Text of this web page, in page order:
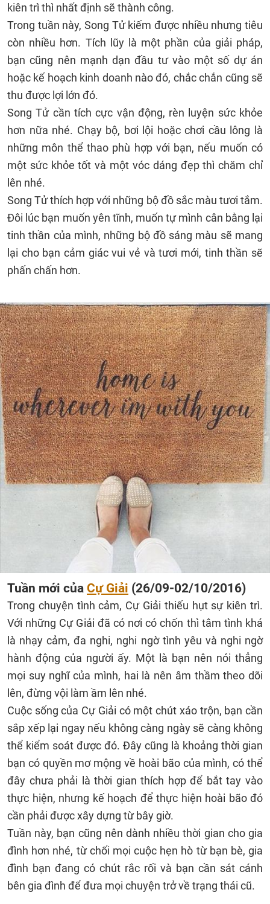
kiên trì thì nhất định sẽ thành công.
Trong tuần này, Song Tử kiếm được nhiều nhưng tiêu
còn nhiều hơn. Tích lũy là một phần của giải pháp,
bạn cũng nên mạnh dạn đầu tư vào một số dự án
hoặc kế hoạch kinh doanh nào đó, chắc chắn cũng sẽ
thu được lợi lớn đó.
Song Tử cần tích cực vận động, rèn luyện sức khỏe
hơn nữa nhé. Chạy bộ, bơi lội hoặc chơi cầu lông là
những môn thể thao phù hợp với bạn, nếu muốn có
một sức khỏe tốt và một vóc dáng đẹp thì chăm chỉ
lên nhé.
Song Tử thích hợp với những bộ đồ sắc màu tươi tắm.
Đôi lúc bạn muốn yên tĩnh, muốn tự mình cân bằng lại
tinh thần của mình, những bộ đồ sáng màu sẽ mang
lại cho bạn cảm giác vui vẻ và tươi mới, tinh thần sẽ
phấn chấn hơn.
Tuần mới của Cự Giải (26/09-02/10/2016)
Trong chuyện tình cảm, Cự Giải thiếu hụt sự kiên trì.
Với những Cự Giải đã có nơi có chốn thì tâm tình khá
là nhạy cảm, đa nghi, nghi ngờ tình yêu và nghi ngờ
hành động của người ấy. Một là bạn nên nói thẳng
mọi suy nghĩ của mình, hai là nên âm thầm theo dõi
lên, đừng vội làm ầm lên nhé.
Cuộc sống của Cự Giải có một chút xáo trộn, bạn cần
sắp xếp lại ngay nếu không càng ngày sẽ càng không
thể kiểm soát được đó. Đây cũng là khoảng thời gian
bạn có quyền mơ mộng về hoài bão của mình, có thể
đây chưa phải là thời gian thích hợp để bắt tay vào
thực hiện, nhưng kế hoạch để thực hiện hoài bão đó
cần phải được xây dựng từ bây giờ.
Tuần này, bạn cũng nên dành nhiều thời gian cho gia
đình hơn nhé, từ chối mọi cuộc hẹn hò từ bạn bè, gia
đình bạn đang có chút rắc rối và bạn cần sát cánh
bên gia đình để đưa mọi chuyện trở về trạng thái cũ.